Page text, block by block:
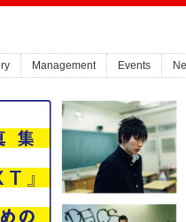
Management Events